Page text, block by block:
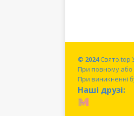
© 2024Свято.top
При повному або
При виникненні
Наші друзі: